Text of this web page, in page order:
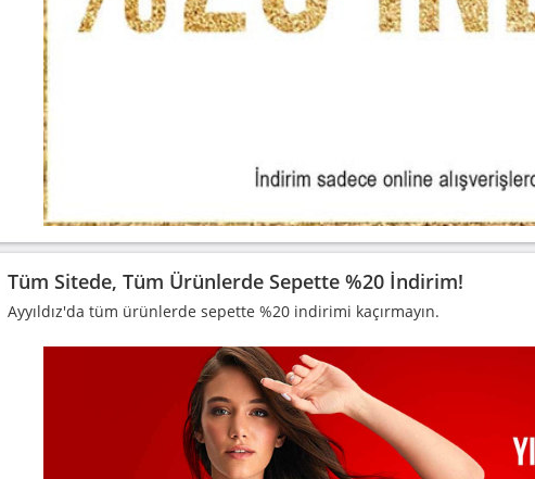
Tüm Sitede, Tüm Ürünlerde Sepette %20 İndirim!
Ayyıldız'da tüm ürünlerde sepette %20 indirimi kaçırmayın.